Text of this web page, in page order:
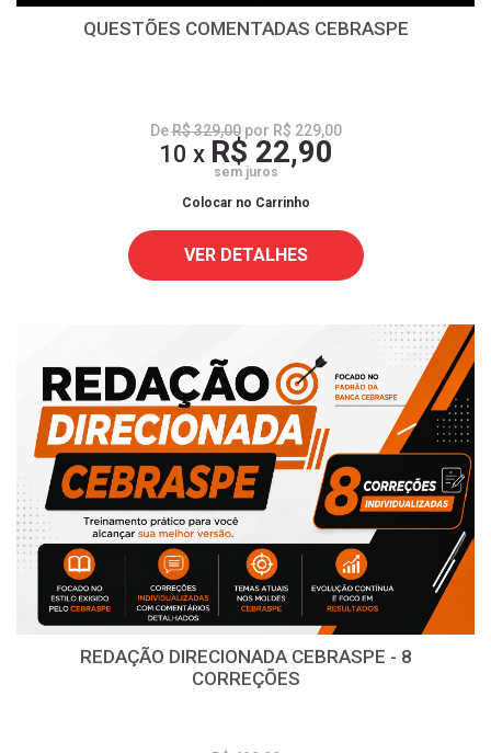
QUESTÕES COMENTADAS CEBRASPE
DeR$ 329,00por R$ 229,00
10 x R$ 22,90
sem juros
Colocar no Carrinho
VER DETALHES
REDAÇÃO DIRECIONADA CEBRASPE - 8
CORREÇÕES